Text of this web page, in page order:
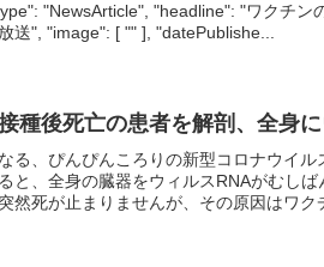
"NewsArticle", "headline": "ワクチン
送", "image": [ "" ], "datePublishe...
種後死亡の患者を解剖、全身
る、ぴんぴんころりの新型コロナウイ
と、全身の臓器をウィルスRNAがむし
然死が止まりませんが、その原因はワク